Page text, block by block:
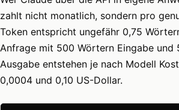
zahlt nicht monatlich, sondern pro
Token entspricht ungefähr 0,75
Anfrage mit 500 Wörtern Eingabe und
Ausgabe entstehen je nach Modell
0,0004 und 0,10 US-Dollar.